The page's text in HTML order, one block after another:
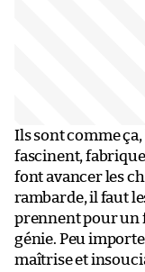
Ils sont comme
fascinent,
font avancer les
rambarde, il faut
prennent pour un
génie. Peu
maîtrise et